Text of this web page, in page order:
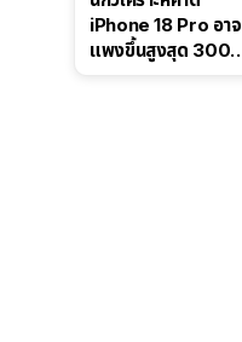
iPhone 18 Pro อาจ
แพงขึ้นสูงสุด 300